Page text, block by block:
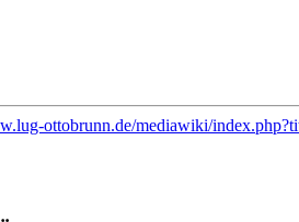
ottobrunn.de/mediawiki/